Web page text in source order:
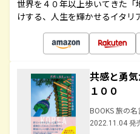
世界を４０年以上歩いてきた
けする、人生を輝かせるイタリ
共感と勇
１００
BOOKS 旅の
2022.11.04 発